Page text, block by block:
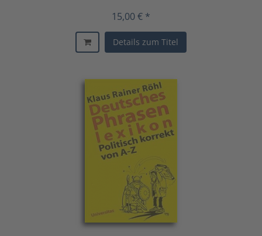
15,00 € *
Details zum Titel